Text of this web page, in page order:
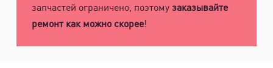
запчастей ограничено, поэтомузаказывайте
ремонт как можно скорее!